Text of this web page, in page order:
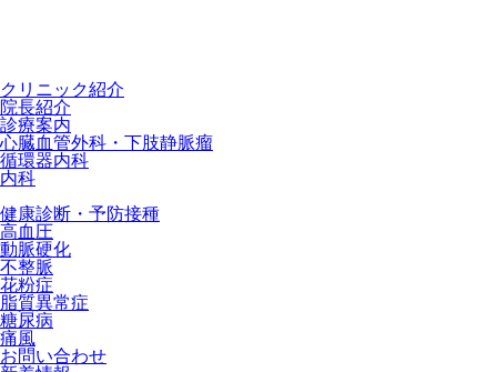
クリニック紹介
院長紹介
診療案内
心臓血管外科・下肢静脈瘤
循環器内科
内科
健康診断・予防接種
高血圧
動脈硬化
不整脈
花粉症
脂質異常症
糖尿病
痛風
お問い合わせ